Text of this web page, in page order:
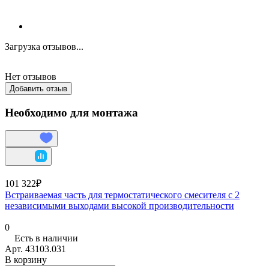
Загрузка отзывов...
Нет отзывов
Добавить отзыв
Необходимо для монтажа
101 322₽
Встраиваемая часть для термостатического смесителя с 2
независимыми выходами высокой производительности
0
Есть в наличии
Арт. 43103.031
В корзину